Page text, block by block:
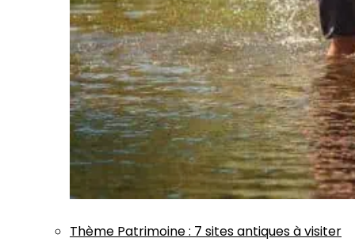
Thème Patrimoine: 7 sites antiques à visiter